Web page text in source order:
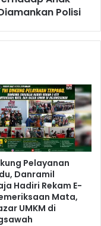
Polisi
Pelayanan
Danramil
Hadiri Rekam E-
Mata,
UMKM di